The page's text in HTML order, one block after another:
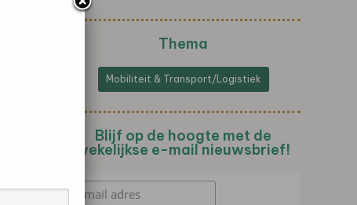
Thema
Mobiliteit & Transport/Logistiek
Blijf op de hoogte met de
wekelijkse e-mail nieuwsbrief!